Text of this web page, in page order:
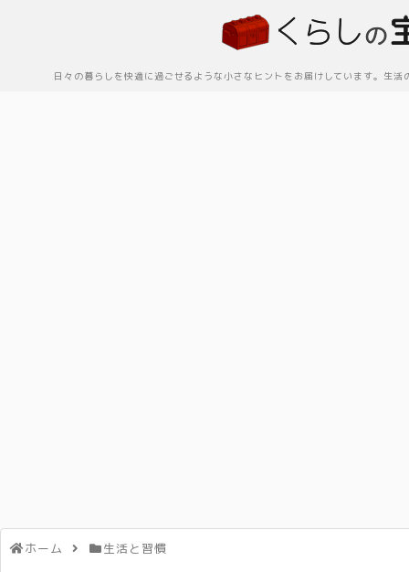
日々の暮らしを快適に過ごせるような小さなヒントをお届けしています。生
ホーム 生活と習慣